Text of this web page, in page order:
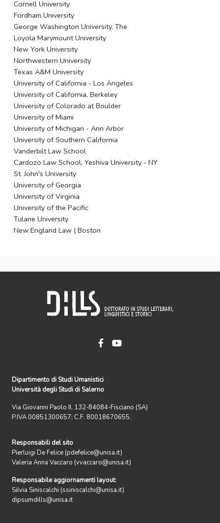
Cornell University
Fordham University
George Washington University, The
Loyola Marymount University
New York University
Northwestern University
Texas A&M University
University of California - Los Angeles
University of California, Berkeley
University of Colorado at Boulder
University of Miami
University of Michigan - Ann Arbor
University of Southern California
Vanderbilt Law School
Cardozo Law School, Yeshiva University - NY
St. John's University
University of Georgia
University of Virginia
University of the Pacific
Tulane University
New England Law | Boston
Dipartimento di Studi Umanistici
Università degli Studi di Salerno
Via Giovanni Paolo II, 132-84084-Fisciano (SA)
P.IVA 00851300657; C.F. 80018670655.
Responsabili del sito
Pierluigi De Felice (pdefelice@unisa.it)
Valeria Anna Vaccaro (vvaccaro@unisa.it)
Responsabile aggiornamenti layout:
Silvia Siniscalchi (ssiniscalchi@unisa.it)
dipsumdills@unisa.it